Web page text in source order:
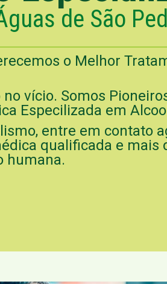
de São
o Melhor
vício. Somos
Especilizada em
entre em contato
qualificada e mais
humana.